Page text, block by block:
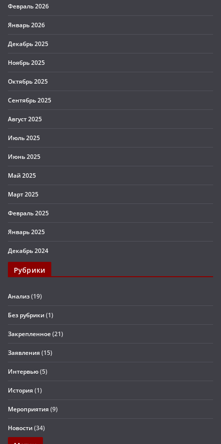
Февраль 2026
Январь 2026
Декабрь 2025
Ноябрь 2025
Октябрь 2025
Сентябрь 2025
Август 2025
Июль 2025
Июнь 2025
Май 2025
Март 2025
Февраль 2025
Январь 2025
Декабрь 2024
Рубрики
Анализ(19)
Без рубрики(1)
Закрепленное(21)
Заявления (15)
Интервью(5)
История (1)
Мероприятия (9)
Новости(34)